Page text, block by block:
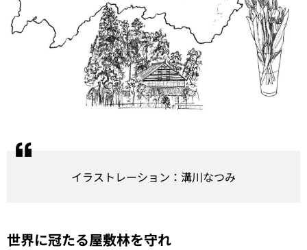
イラストレーション：溝川なつみ
世界に冠たる屋敷林を守れ